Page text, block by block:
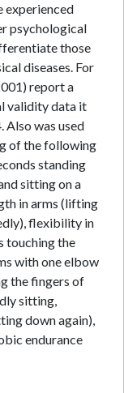
experienced
psychological
those
diseases. For
report a
validity data it
Also was used
of the following
standing
sitting on a
in arms (lifting
flexibility in
touching the
with one elbow
the fingers of
sitting,
down again),
endurance